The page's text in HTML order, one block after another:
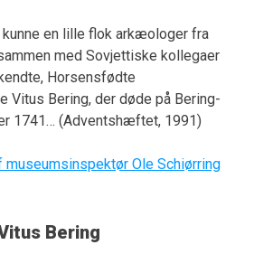
kunne en lille flok arkæologer fra
med Sovjettiske kollegaer
Horsensfødte
Vitus Bering, der døde på Bering-
1741… (Adventshæftet, 1991)
Ole Schiørring
Bering